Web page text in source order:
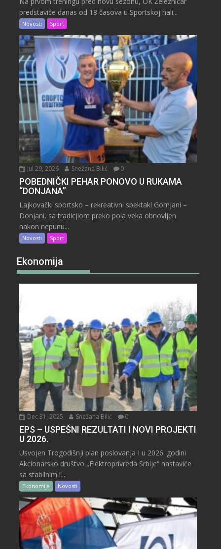
predstaviće danas od 18 časova u Sportskoj hali...
Novosti Sport
Jul 29, 2026 Snežana Bilić 0
POBEDNIČKI PEHAR PONOVO U RUKAMA
“DONJANA”
Lajkovački sportsko – rekreativni spektakl Gornjani –
Donjani, sa tradicjiom preko pola veka obnovljen
nakon nepunu...
Novosti Sport
Ekonomija
Dec 31, 2025 Snežana Bilić 0
EPS – USPEŠNI REZULTATI I NOVI PROJEKTI
U 2026.
Usvojen Trogodišnji plan poslovanja I u 2026. godini
Akcionarsko društvo „Elektroprivreda Srbije“ nastaviće
sa stabilnim i...
Ekonomija Novosti